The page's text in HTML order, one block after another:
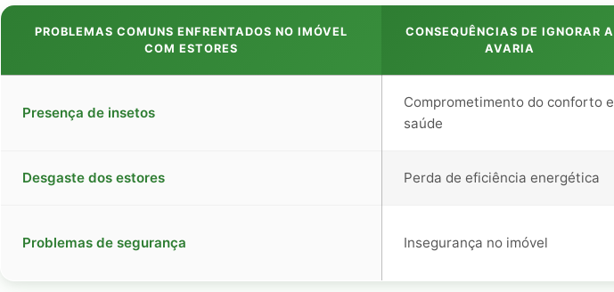
PROBLEMAS COMUNS ENFRENTADOS NO IMÓVEL
COM ESTORES
CONSEQUÊNCIAS DE IGNORAR A
AVARIA
Presença de insetos
Comprometimento do conforto e
saúde
Desgaste dos estores Perda de eficiência energética
Problemas de segurança Insegurança no imóvel